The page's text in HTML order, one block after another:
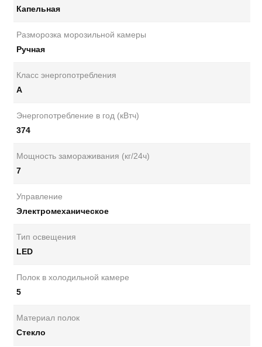
Капельная
Разморозка морозильной камеры
Ручная
Класс энергопотребления
А
Энергопотребление в год (кВтч)
374
Мощность замораживания (кг/24ч)
7
Управление
Электромеханическое
Тип освещения
LED
Полок в холодильной камере
5
Материал полок
Стекло